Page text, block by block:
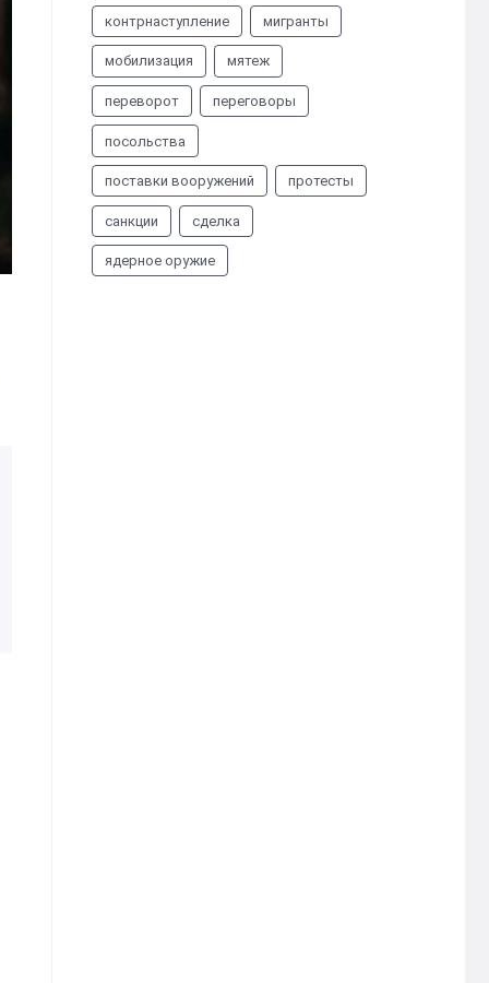
контрнаступление мигранты
мобилизация мятеж
переворот переговоры
посольства
поставки вооружений протесты
санкции сделка
ядерное оружие